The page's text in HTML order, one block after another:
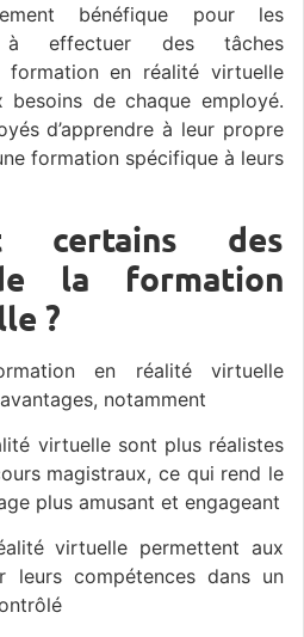
bénéfique pour les
à effectuer des tâches
formation en réalité virtuelle
de chaque employé.
d’apprendre à leur propre
formation spécifique à leurs
certains des
la formation
?
en réalité virtuelle
notamment
virtuelle sont plus réalistes
magistraux, ce qui rend le
plus amusant et engageant
virtuelle permettent aux
leurs compétences dans un